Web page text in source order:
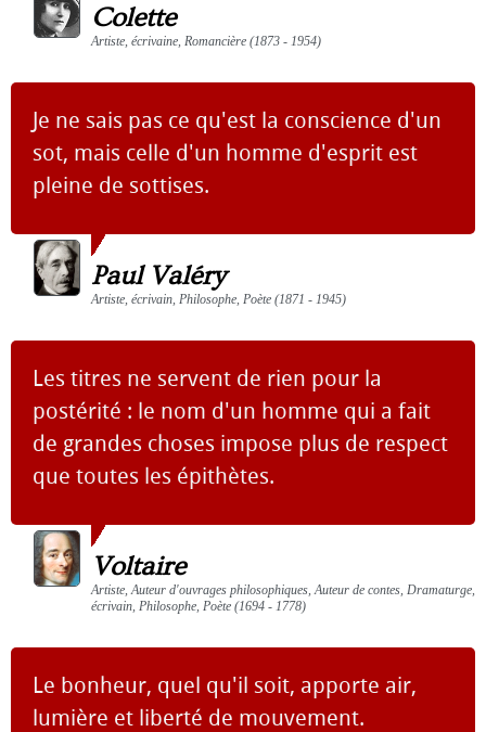
Colette
Artiste, écrivaine, Romancière (1873 - 1954)
Je ne sais pas ce qu'est la conscience d'un
sot, mais celle d'un homme d'esprit est
pleine de sottises.
Paul Valéry
Artiste, écrivain, Philosophe, Poète (1871 - 1945)
Les titres ne servent de rien pour la
postérité : le nom d'un homme qui a fait
de grandes choses impose plus de respect
que toutes les épithètes.
Voltaire
Artiste, Auteur d'ouvrages philosophiques, Auteur de contes, Dramaturge,
écrivain, Philosophe, Poète (1694 - 1778)
Le bonheur, quel qu'il soit, apporte air,
lumière et liberté de mouvement.